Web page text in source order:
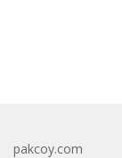
pakcoy.com